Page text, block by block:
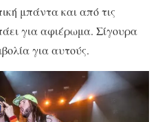
μπάντα και από τις
για αφιέρωμα. Σίγουρα
για αυτούς.